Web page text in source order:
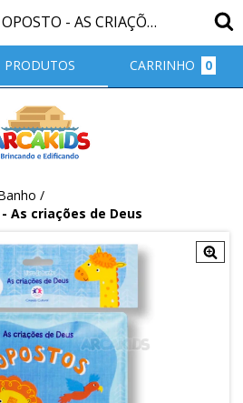
LIVRO DE BANHO OPOSTO - AS CRIAÇÕES DE DEUS
PRODUTOS CARRINHO 0
/
As criações de Deus